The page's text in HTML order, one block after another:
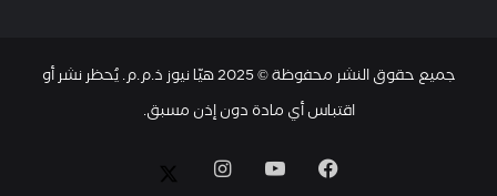
جميع حقوق النشر محفوظة © 2025 هيّا نيوز ذ.م.م. يُحظر نشر أو
اقتباس أي مادة دون إذن مسبق.
فيسبوك يوتيوب انستقرام